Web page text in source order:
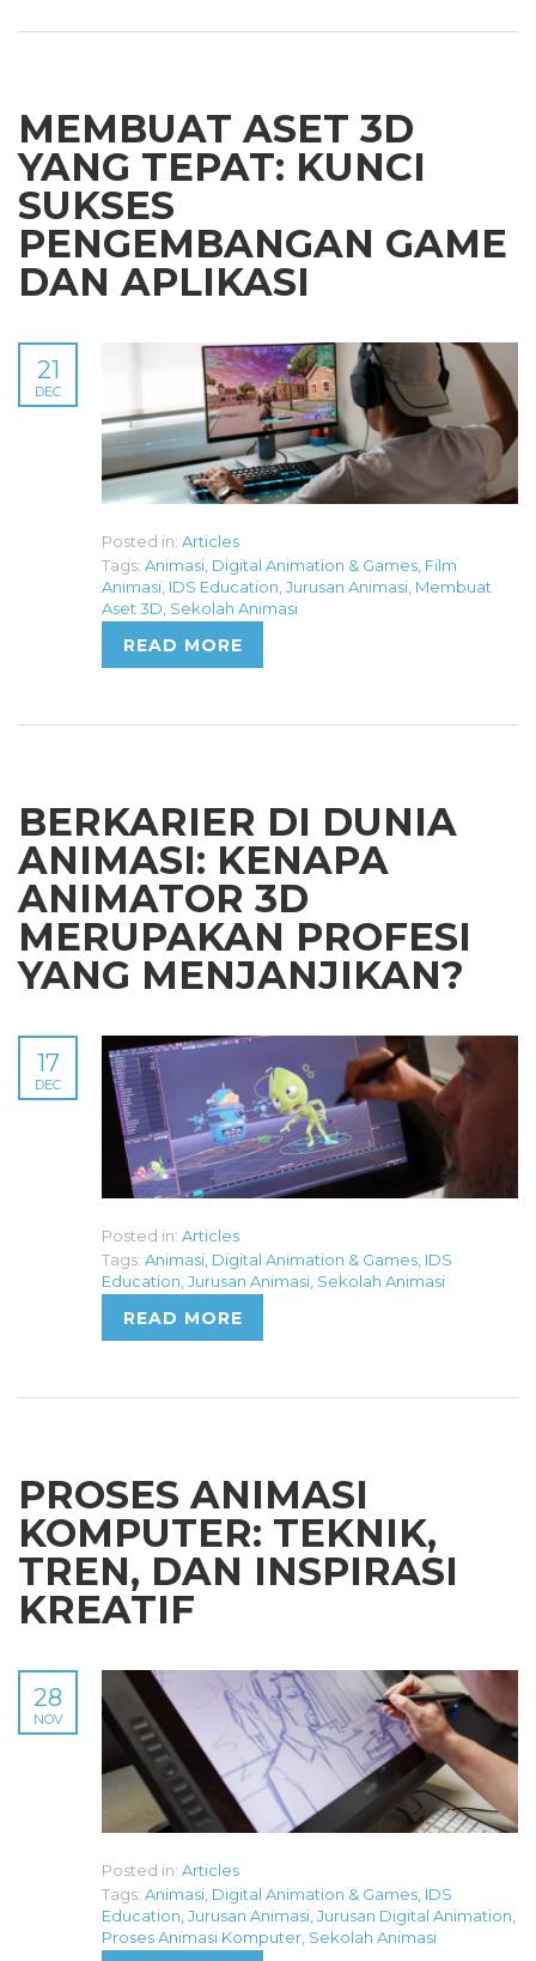
MEMBUAT ASET 3D
YANG TEPAT: KUNCI
SUKSES
PENGEMBANGAN GAME
DAN APLIKASI
21
DEC
Posted in: Articles
Tags: Animasi, Digital Animation & Games, Film
Animasi, IDS Education,Jurusan Animasi, Membuat
Aset 3D, Sekolah Animasi
READ MORE
BERKARIER DI DUNIA
ANIMASI: KENAPA
ANIMATOR 3D
MERUPAKAN PROFESI
YANG MENJANJIKAN?
17
DEC
Posted in: Articles
Tags: Animasi Digital Animation & Games IDS
Education Jurusan Animasi Sekolah Animasi
READ MORE
PROSES ANIMASI
KOMPUTER: TEKNIK,
TREN, DAN INSPIRASI
KREATIF
28
NOV
Posted in: Articles
Tags: Animasi Digital Animation & Games IDS
Education Jurusan Animasi Jurusan Digital Animation
Proses Animasi Komputer Sekolah Animasi